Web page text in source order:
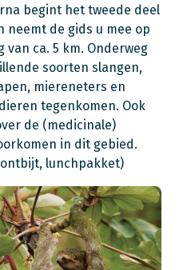
begint het tweede deel
neemt de gids u mee op
van ca. 5 km. Onderweg
soorten slangen,
miereneters en
tegenkomen. Ook
de (medicinale)
in dit gebied.
lunchpakket)